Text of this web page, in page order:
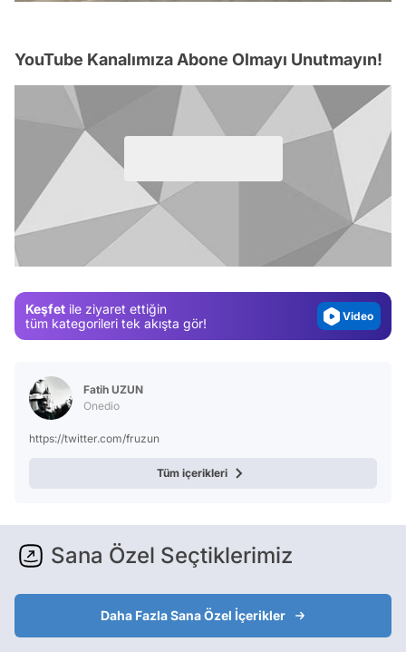
YouTube Kanalımıza Abone Olmayı Unutmayın!
Keşfet ile ziyaret ettiğin
tüm kategorileri tek akışta gör!
Video
Test
Video
Fatih UZUN
Onedio
https://twitter.com/fruzun
Tüm içerikleri
Sana Özel Seçtiklerimiz
Daha Fazla Sana Özel İçerikler